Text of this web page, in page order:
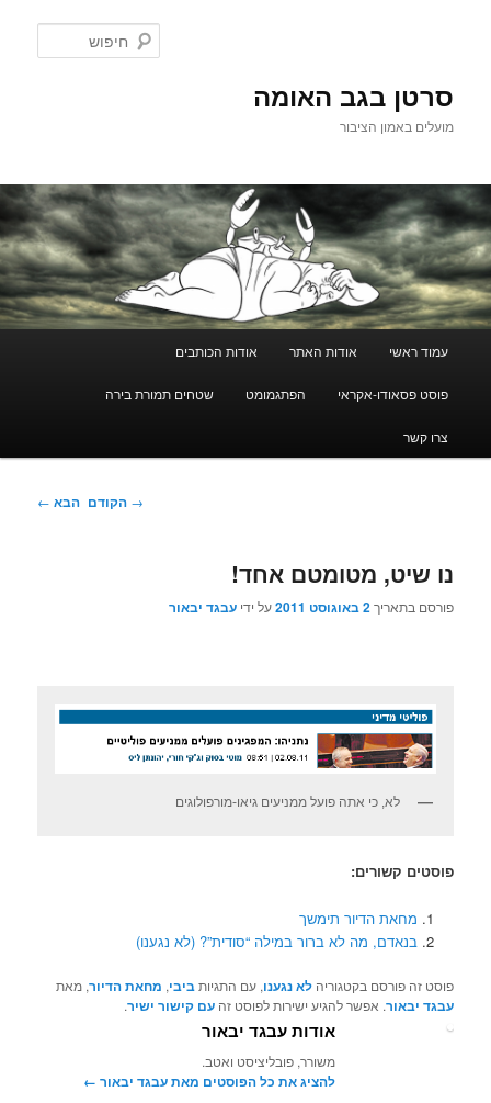
סרטן בגב האומה
מועלים באמון הציבור
עמוד ראשי אודות האתר אודות הכותבים
פוסט פסאודו-אקראי הפתגמומט שטחים תמורת בירה
צרו קשר
ניווט
→ הקודם הבא ←
נו שיט, מטומטם אחד!
פורסם בתאריך2 באוגוסט 2011 על ידיעבגד יבאור
לא, כי אתה פועל ממניעים גיאו-מורפולוגים
פוסטים קשורים:
מחאת הדיור תימשך
בנאדם, מה לא ברור במילה “סודית”? (לא נגענו)
פוסט זה פורסם בקטגוריהלא נגענו, עם התגיותביבי, מחאת הדיור, מאת
עבגד יבאור. אפשר להגיע ישירות לפוסט זהעם קישור ישיר.
אודות עבגד יבאור
משורר, פובליציסט ואטב.
להציג את כל הפוסטים מאת עבגד יבאור‏ ←